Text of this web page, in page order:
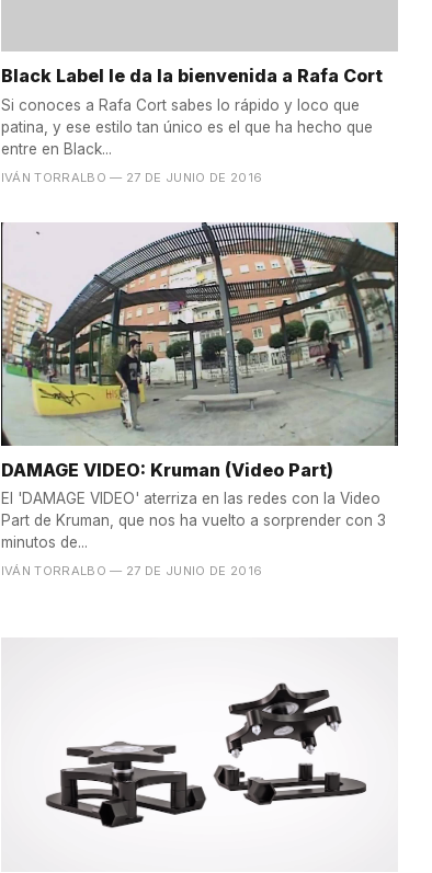
Black Label le da la bienvenida a Rafa Cort
Si conoces a Rafa Cort sabes lo rápido y loco que
patina, y ese estilo tan único es el que ha hecho que
entre en Black...
IVÁN TORRALBO — 27 DE JUNIO DE 2016
DAMAGE VIDEO: Kruman (Video Part)
El 'DAMAGE VIDEO' aterriza en las redes con la Video
Part de Kruman, que nos ha vuelto a sorprender con 3
minutos de...
IVÁN TORRALBO — 27 DE JUNIO DE 2016